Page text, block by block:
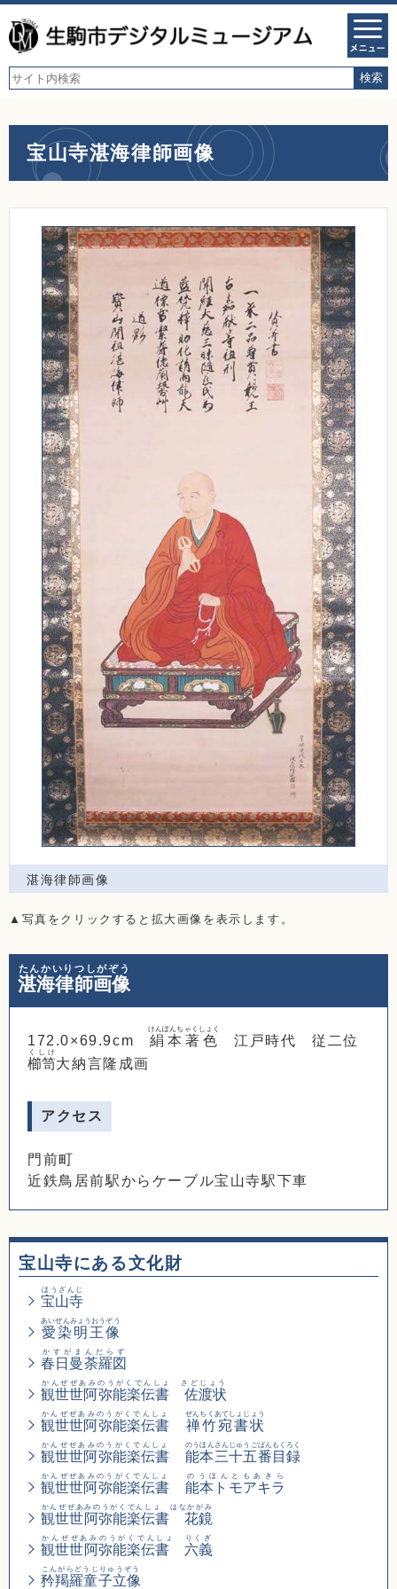
宝山寺湛海律師画像
湛海律師画像
▲写真をクリックすると拡大画像を表示します。
湛海律師画像
たんかいりつしがぞう
172.0×69.9cm 絹本著色
けんぽんちゃくしょく
江戸時代 従二位
櫛笥
くしけ
大納言隆成画
アクセス
門前町
近鉄鳥居前駅からケーブル宝山寺駅下車
宝山寺にある文化財
宝山寺
ほうざんじ
愛染明王像
あいぜんみょうおうぞう
春日曼荼羅図
かすがまんだらず
観世世阿弥能楽伝書 佐渡状
かんぜぜあみのうがくでんしょ さどじょう
観世世阿弥能楽伝書
かんぜぜあみのうがくでんしょ
禅竹宛書状
ぜんちくあてしょじょう
観世世阿弥能楽伝書
かんぜぜあみのうがくでんしょ
能本三十五番目録
のうほんさんじゅうごばんもくろく
観世世阿弥能楽伝書
かんぜぜあみのうがくでんしょ
能本トモアキラ
のうほんともあきら
観世世阿弥能楽伝書 花鏡
かんぜぜあみのうがくでんしょ はなかがみ
観世世阿弥能楽伝書 六義
かんぜぜあみのうがくでんしょ りくぎ
矜羯羅童子立像
こんがらどうじりゅうぞう